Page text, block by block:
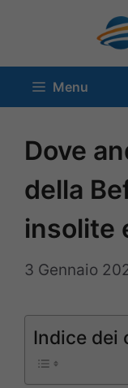
contenuto
Menu
Dove
della
insolite
3 Gennaio
Indice dei